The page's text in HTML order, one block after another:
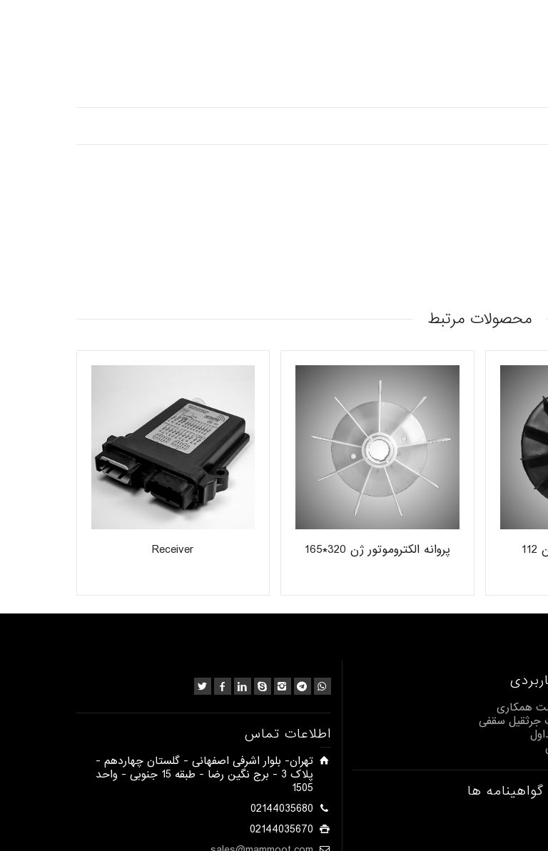
محصولات مرتبط
پروانه الکتروموتور ژن 320*165 Receiver
همکاری
جرثقیل سقفی
ها
اطلاعات تماس
​تهران- بلوار اشرفی اصفهانی - گلستان چهاردهم -
پلاک 3 - برج نگین رضا - طبقه 15 جنوبی - واحد
1505​
02144035680
02144035670